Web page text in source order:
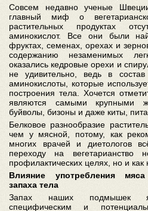
Совсем недавно ученые
главный миф о
растительных продуктах
аминокислот. Все они были
фруктах, семенах, орехах и
содержанию незаменимых
оказались кедровые орехи и
не удивительно, ведь в
аминокислоты, которые
построения тела. Хочется
являются самыми крупными
буйволы, бизоны и даже киты,
Белковое разнообразие
чем у мясной, потому, как
многих врачей и диетологов
переходу на
профилактических целях, но и как
Влияние употребления
запаха тела
Запах наших подмышек
специфическим и